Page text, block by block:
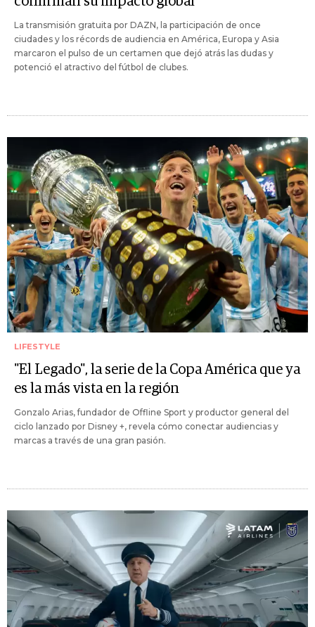
La transmisión gratuita por DAZN, la participación de once
ciudades y los récords de audiencia en América, Europa y Asia
marcaron el pulso de un certamen que dejó atrás las dudas y
potenció el atractivo del fútbol de clubes.
LIFESTYLE
"El Legado", la serie de la Copa América que ya
es la más vista en la región
Gonzalo Arias, fundador de Offline Sport y productor general del
ciclo lanzado por Disney +, revela cómo conectar audiencias y
marcas a través de una gran pasión.